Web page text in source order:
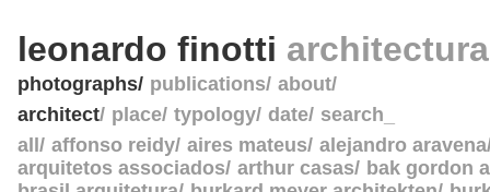
leonardo finotti
photographs publications about
architect place typology date search_
all
affonso reidy aires mateus alejandro aravena
arquitetos associados arthur casas bak gordon